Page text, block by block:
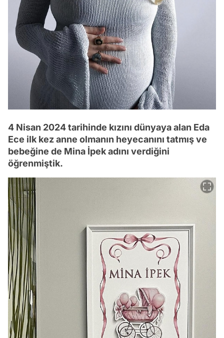
4 Nisan 2024 tarihinde kızını dünyaya alan Eda
Ece ilk kez anne olmanın heyecanını tatmış ve
bebeğine de Mina İpek adını verdiğini
öğrenmiştik.